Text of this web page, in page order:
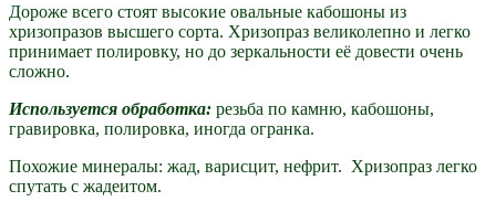
Дороже всего стоят высокие овальные кабошоны из
хризопразов высшего сорта. Хризопраз великолепно и легко
принимает полировку, но до зеркальности её довести очень
сложно.
Используется обработка: резьба по камню, кабошоны,
гравировка, полировка, иногда огранка.
Похожие минералы: жад, варисцит, нефрит. Хризопраз легко
спутать с жадеитом.